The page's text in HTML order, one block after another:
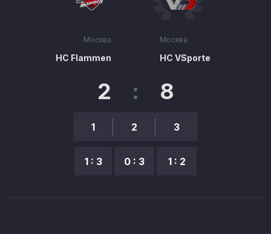
Москва
HC Flammen
2 : 8
1
1 : 3
2
0 : 3
3
1 : 2
Москва
HC VSporte